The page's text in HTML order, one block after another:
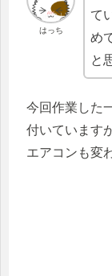
はっち
て
め
と
今回作業した
付いています
エアコンも変